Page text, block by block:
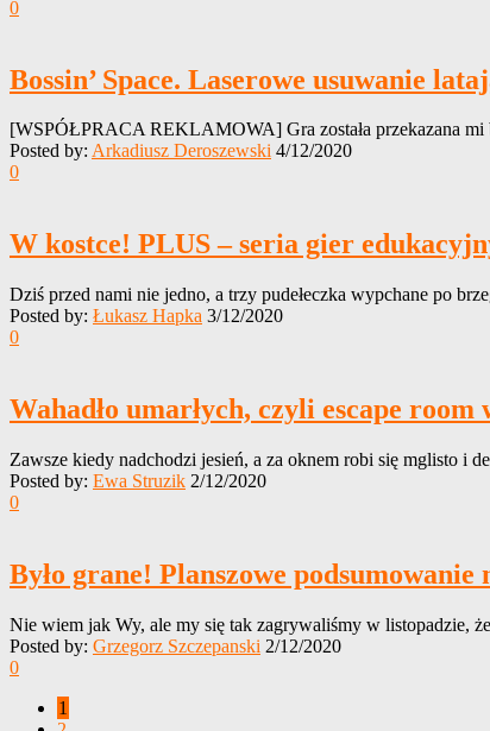
0
Bossin’ Space. Laserowe usuwanie
[WSPÓŁPRACA REKLAMOWA] Gra została przekazana
Posted by: Arkadiusz Deroszewski 4/12/2020
0
W kostce! PLUS – seria gier
Dziś przed nami nie jedno, a trzy pudełeczka wypchane po
Posted by: Łukasz Hapka 3/12/2020
0
Wahadło umarłych, czyli escape room
Zawsze kiedy nadchodzi jesień, a za oknem robi się mglisto i
Posted by: Ewa Struzik 2/12/2020
0
Było grane! Planszowe podsumowanie
Nie wiem jak Wy, ale my się tak zagrywaliśmy w listopadzie,
Posted by: Grzegorz Szczepanski 2/12/2020
0
1